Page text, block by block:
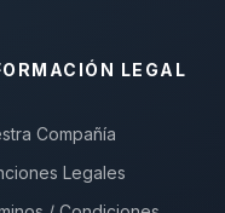
LEGAL
Compañía
Legales